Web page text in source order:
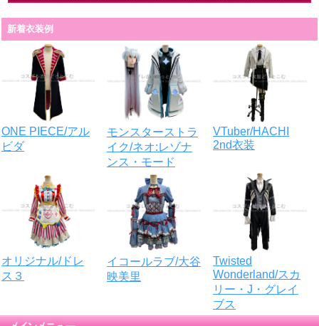
新着衣装例
ONE PIECE/アル
ビダ
モンスターストラ
イク/ネオ:レゾナ
ンス・モード
VTuber/HACHI
2nd衣装
オリジナル/ドレ
ス３
イコールラブ/大谷
映美里
Twisted
Wonderland/スカ
リー・J・グレイ
ブス